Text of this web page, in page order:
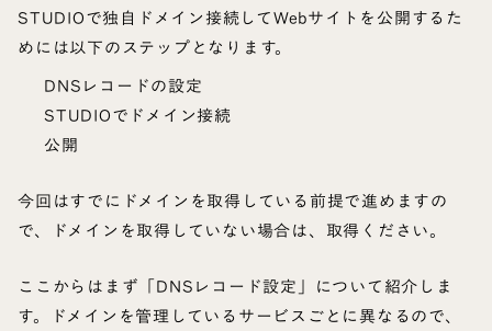
STUDIOで独自ドメイン接続してWebサイトを公開するた
めには以下のステップとなります。
DNSレコードの設定
STUDIOでドメイン接続
公開
今回はすでにドメインを取得している前提で進めますの
で、ドメインを取得していない場合は、取得ください。
ここからはまず「DNSレコード設定」について紹介しま
す。ドメインを管理しているサービスごとに異なるので、